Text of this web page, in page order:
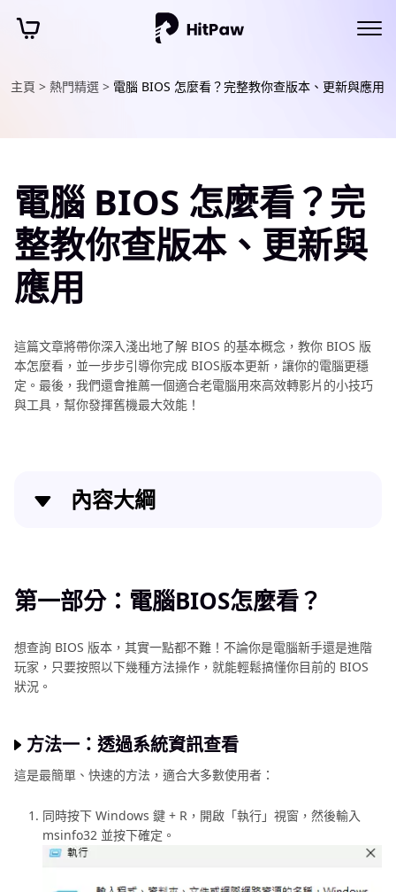
主頁 > 熱門精選 > 電腦 BIOS 怎麼看？完整教你查版本、更新與應用
電腦 BIOS 怎麼看？完
整教你查版本、更新與
應用
這篇文章將帶你深入淺出地了解 BIOS 的基本概念，教你 BIOS 版
本怎麼看，並一步步引導你完成 BIOS版本更新，讓你的電腦更穩
定。最後，我們還會推薦一個適合老電腦用來高效轉影片的小技巧
與工具，幫你發揮舊機最大效能！
內容大綱
第二部分：如何更新BIOS版本？
第四部分：BIOS相關常見問題
第一部分：電腦BIOS怎麼看？
想查詢 BIOS 版本，其實一點都不難！不論你是電腦新手還是進階
玩家，只要按照以下幾種方法操作，就能輕鬆搞懂你目前的 BIOS
狀況。
方法一：透過系統資訊查看
這是最簡單、快速的方法，適合大多數使用者：
同時按下 Windows 鍵 + R，開啟「執行」視窗，然後輸入
msinfo32 並按下確定。